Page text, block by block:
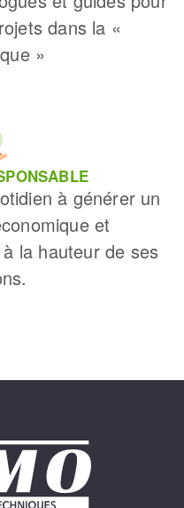
dans la «
»
à générer un
et
la hauteur de ses